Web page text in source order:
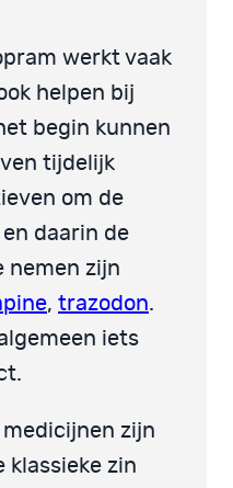
werkt vaak
helpen bij
begin kunnen
tijdelijk
om de
daarin de
nemen zijn
, trazodon.
iets
medicijnen zijn
klassieke zin